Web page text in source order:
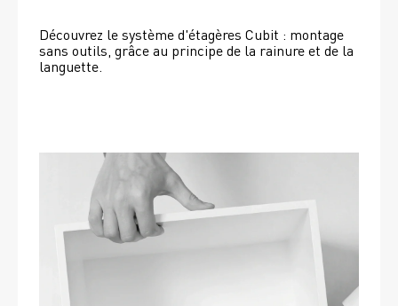
Découvrez le système d'étagères Cubit : montage
sans outils, grâce au principe de la rainure et de la
languette.